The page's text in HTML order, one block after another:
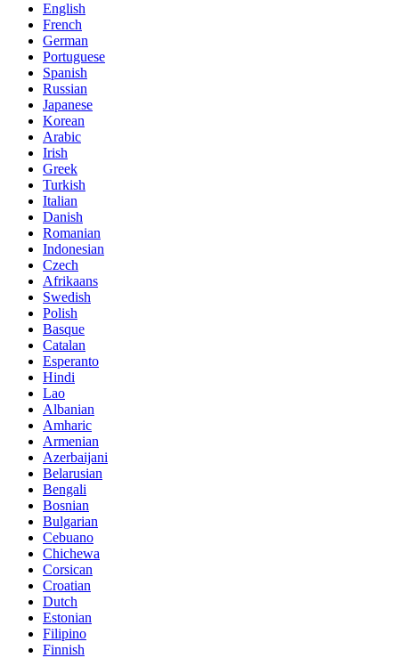
English
French
German
Portuguese
Spanish
Russian
Japanese
Korean
Arabic
Irish
Greek
Turkish
Italian
Danish
Romanian
Indonesian
Czech
Afrikaans
Swedish
Polish
Basque
Catalan
Esperanto
Hindi
Lao
Albanian
Amharic
Armenian
Azerbaijani
Belarusian
Bengali
Bosnian
Bulgarian
Cebuano
Chichewa
Corsican
Croatian
Dutch
Estonian
Filipino
Finnish